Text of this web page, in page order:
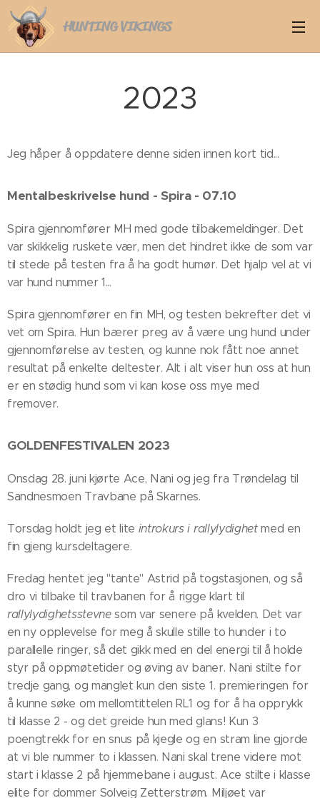
HUNTING VIKINGS
2023
Jeg håper å oppdatere denne siden innen kort tid...
Mentalbeskrivelse hund - Spira - 07.10
Spira gjennomfører MH med gode tilbakemeldinger. Det
var skikkelig ruskete vær, men det hindret ikke de som var
til stede på testen fra å ha godt humør. Det hjalp vel at vi
var hund nummer 1...
Spira gjennomfører en fin MH, og testen bekrefter det vi
vet om Spira. Hun bærer preg av å være ung hund under
gjennomførelse av testen, og kunne nok fått noe annet
resultat på enkelte deltester. Alt i alt viser hun oss at hun
er en stødig hund som vi kan kose oss mye med
fremover.
GOLDENFESTIVALEN 2023
Onsdag 28. juni kjørte Ace, Nani og jeg fra Trøndelag til
Sandnesmoen Travbane på Skarnes.
Torsdag holdt jeg et lite introkurs i rallylydighetmed en
fin gjeng kursdeltagere.
Fredag hentet jeg "tante" Astrid på togstasjonen, og så
dro vi tilbake til travbanen for å rigge klart til
rallylydighetsstevnesom var senere på kvelden. Det var
en ny opplevelse for meg å skulle stille to hunder i to
parallelle ringer, så det gikk med en del energi til å holde
styr på oppmøtetider og øving av baner. Nani stilte for
tredje gang, og manglet kun den siste 1. premieringen for
å kunne søke om mellomtittelen RL1 og for å ha opprykk
til klasse 2 - og det greide hun med glans! Kun 3
poengtrekk for en snus på kjegle og en stram line gjorde
at vi ble nummer to i klassen. Nani skal trene videre mot
start i klasse 2 på hjemmebane i august. Ace stilte i klasse
elite for dommer Solveig Zetterstrøm. Miljøet var